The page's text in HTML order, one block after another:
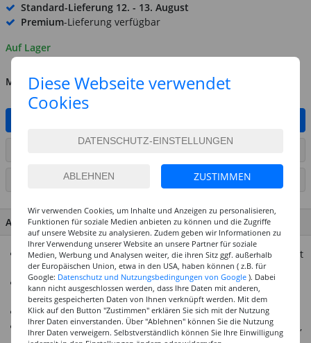
Standard-Lieferung 12. - 13. August
Premium-Lieferung verfügbar
Auf Lager
MENGE
SEITE DRUCKEN
ARTIKEL MERKMALE & DETAILS
Cremig-pastose Konsistenz für die optimale Anwendung mit
Fingern und Händen
Leuchtkräftige Farben auf Wasserbasis für Kinder ab zwei
Jahren
6 Dosen à 150 ml in Gelb, Rot, Blau, Grün, Weiß, Schwarz
Dermatologisch getestet; Parabenfrei, glutenfrei, laktosefrei,
Diese Webseite verwendet
Cookies
ZUSTIMMEN
Wir verwenden Cookies, um Inhalte und Anzeigen zu personalisieren,
Funktionen für soziale Medien anbieten zu können und die Zugriffe
auf unsere Website zu analysieren. Zudem geben wir Informationen zu
Ihrer Verwendung unserer Website an unsere Partner für soziale
Medien, Werbung und Analysen weiter, die ihren Sitz ggf. außerhalb
der Europäischen Union, etwa in den USA, haben können ( z.B. für
Google: Datenschutz und Nutzungsbedingungen von Google ). Dabei
kann nicht ausgeschlossen werden, dass Ihre Daten mit anderen,
bereits gespeicherten Daten von Ihnen verknüpft werden. Mit dem
Klick auf den Button "Zustimmen" erklären Sie sich mit der Nutzung
Ihrer Daten einverstanden. Über "Ablehnen" können Sie die Nutzung
Ihrer Daten verweigern. Selbstverständlich können Sie Ihre Einwilligung